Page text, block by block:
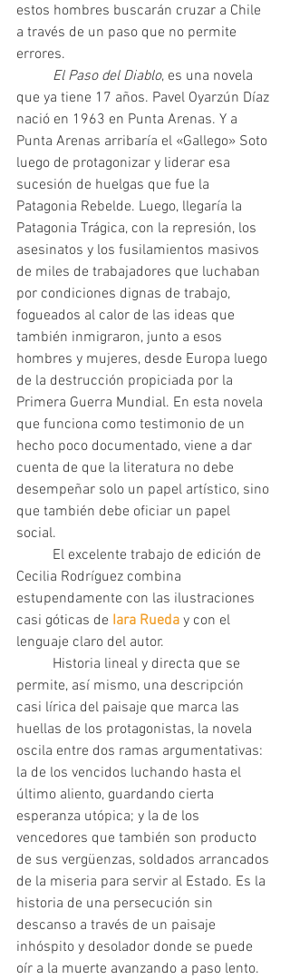
estos hombres buscarán cruzar a Chile
a través de un paso que no permite
errores.
El Paso del Diablo, es una novela
que ya tiene 17 años. Pavel Oyarzún Díaz
nació en 1963 en Punta Arenas. Y a
Punta Arenas arribaría el «Gallego» Soto
luego de protagonizar y liderar esa
sucesión de huelgas que fue la
Patagonia Rebelde. Luego, llegaría la
Patagonia Trágica, con la represión, los
asesinatos y los fusilamientos masivos
de miles de trabajadores que luchaban
por condiciones dignas de trabajo,
fogueados al calor de las ideas que
también inmigraron, junto a esos
hombres y mujeres, desde Europa luego
de la destrucción propiciada por la
Primera Guerra Mundial. En esta novela
que funciona como testimonio de un
hecho poco documentado, viene a dar
cuenta de que la literatura no debe
desempeñar solo un papel artístico, sino
que también debe oficiar un papel
Cecilia Rodríguez combina
estupendamente con las ilustraciones
casi góticas de Iara Rueda y con el
lenguaje claro del autor.
permite, así mismo, una descripción
casi lírica del paisaje que marca las
huellas de los protagonistas, la novela
oscila entre dos ramas argumentativas:
la de los vencidos luchando hasta el
último aliento, guardando cierta
esperanza utópica; y la de los
vencedores que también son producto
de sus vergüenzas, soldados arrancados
de la miseria para servir al Estado. Es la
historia de una persecución sin
descanso a través de un paisaje
inhóspito y desolador donde se puede
oír a la muerte avanzando a paso lento.